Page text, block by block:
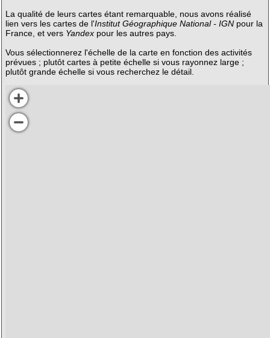
La qualité de leurs cartes étant remarquable, nous avons réalisé
lien vers les cartes de l'Institut Géographique National - IGNpour la
France, et vers Yandexpour les autres pays.
Vous sélectionnerez l'échelle de la carte en fonction des activités
prévues ; plutôt cartes à petite échelle si vous rayonnez large ;
plutôt grande échelle si vous recherchez le détail.